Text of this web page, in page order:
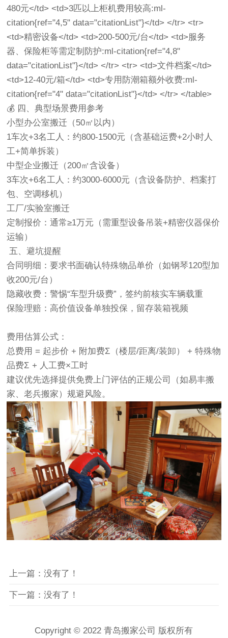
480元</td> <td>3匹以上柜机费用较高:ml-
citation{ref="4,5" data="citationList"}</td> </tr> <tr>
<td>精密设备</td> <td>200-500元/台</td> <td>服务
器、保险柜等需定制防护:ml-citation{ref="4,8"
data="citationList"}</td> </tr> <tr> <td>文件档案</td>
<td>12-40元/箱</td> <td>专用防潮箱额外收费:ml-
citation{ref="4" data="citationList"}</td> </tr> </table>
💰 四、典型场景费用参考
小型办公室搬迁‌（50㎡以内）
1车次+3名工人‌：约800-1500元（含基础运费+2小时人
工+简单拆装）
中型企业搬迁‌（200㎡含设备）
3车次+6名工人‌：约3000-6000元（含设备防护、档案打
包、空调移机）
工厂/实验室搬迁‌
定制报价‌：通常≥1万元（需重型设备吊装+精密仪器保价
运输）
️ 五、避坑提醒
合同明细‌：要求书面确认特殊物品单价（如钢琴120型加
收200元/台）
隐藏收费‌：警惕“车型升级费”，签约前核实车辆载重
保险理赔‌：高价值设备单独投保，留存装箱视频
费用估算公式‌：
总费用 = 起步价 + 附加费Σ（楼层/距离/装卸） + 特殊物
品费Σ + 人工费×工时‌
建议优先选择提供免费上门评估的正规公司（如易丰搬
家、老兵搬家）规避风险。
上一篇：没有了！
下一篇：没有了！
Copyright © 2022 青岛搬家公司 版权所有